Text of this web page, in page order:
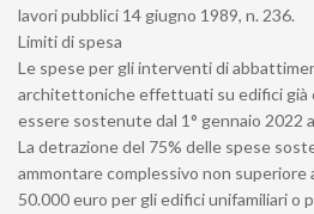
lavori pubblici 14 giugno 1989, n. 236.
Limiti di spesa
Le spese per gli interventi di
architettoniche effettuati su edifici già
essere sostenute dal 1° gennaio 2022
La detrazione del 75% delle spese
ammontare complessivo non superiore
50.000 euro per gli edifici unifamiliari o